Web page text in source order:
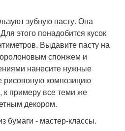
зубную пасту. Она
этого понадобится кусок
Выдавите пасту на
спонжем и
нанесите нужные
рисовоную композицию
примеру все теми же
декором.
бумаги - мастер-классы.